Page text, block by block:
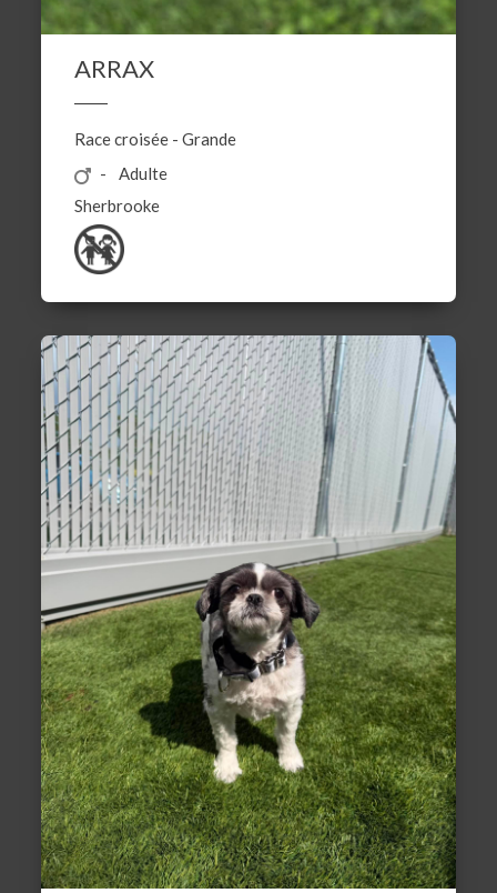
ARRAX
Race croisée -Grande
Adulte
Sherbrooke